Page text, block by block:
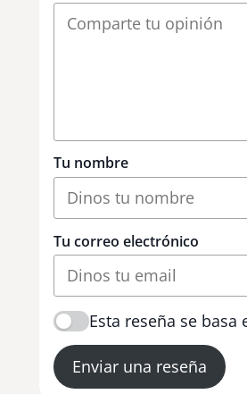
Tu nombre
Tu correo electrónico
Esta reseña se
Enviar una reseña